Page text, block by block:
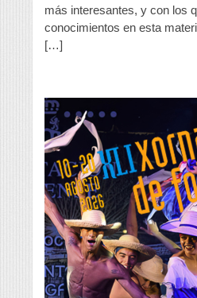
más interesantes, y con los
conocimientos en esta
[…]